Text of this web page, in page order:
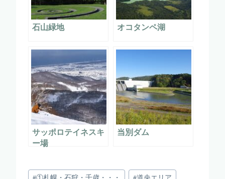
石山緑地 オコタンペ湖
サッポロテイネスキ
ー場
当別ダム
投